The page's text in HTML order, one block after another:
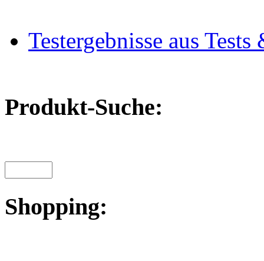
Testergebnisse aus
Produkt-Suche:
Shopping: